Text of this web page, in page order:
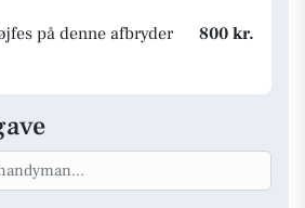
på denne afbryder
800 kr.